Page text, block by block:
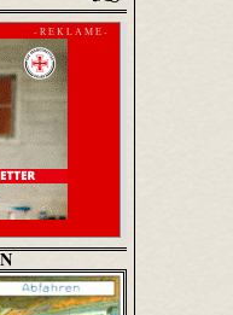
- R E K L A M E -